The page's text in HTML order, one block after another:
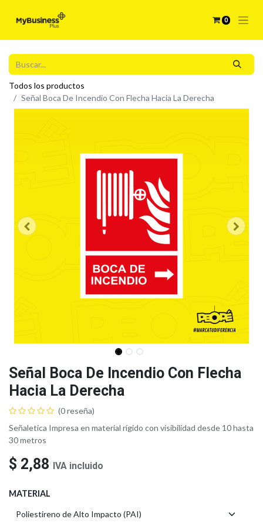
0
Todos los productos
Señal Boca De Incendio Con Flecha Hacia La Derecha
Señal Boca De Incendio Con Flecha
Hacia La Derecha
(0 reseña)
Señaletica Impresa en material rígido con visibilidad desde 10 hasta
30 metros
$ 2,88 IVA incluido
MATERIAL